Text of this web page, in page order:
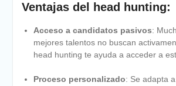
Ventajas del head hunting:
Acceso a candidatos pasivos:
mejores talentos no buscan
head hunting te ayuda a acceder a
Proceso personalizado: Se adapta